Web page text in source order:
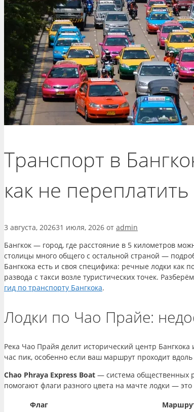
Транспорт в
как не переплатить
3 августа, 202631 июля, 2026 от admin
Бангкок — город, где расстояние в 5 километров
столицы много общего с остальной страной —
Бангкока есть и своя специфика: речные лодки как
развода с такси возле туристических точек.
гид по транспорту Бангкока.
Лодки по Чао Прайе:
Река Чао Прайя делит исторический центр
час пик, особенно если ваш маршрут проходит
Chao Phraya Express Boat — система общественных
помогают флаги разного цвета на мачте лодки —
Флаг